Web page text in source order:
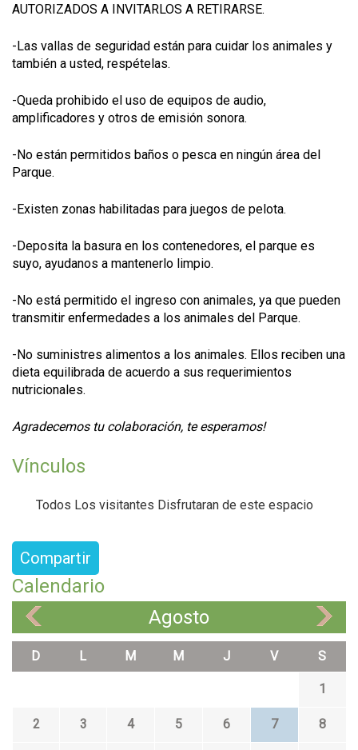
AUTORIZADOS A INVITARLOS A RETIRARSE.
-Las vallas de seguridad están para cuidar los animales y
también a usted, respételas.
-Queda prohibido el uso de equipos de audio,
amplificadores y otros de emisión sonora.
-No están permitidos baños o pesca en ningún área del
Parque.
-Existen zonas habilitadas para juegos de pelota.
-Deposita la basura en los contenedores, el parque es
suyo, ayudanos a mantenerlo limpio.
-No está permitido el ingreso con animales, ya que pueden
transmitir enfermedades a los animales del Parque.
-No suministres alimentos a los animales. Ellos reciben una
dieta equilibrada de acuerdo a sus requerimientos
nutricionales.
Agradecemos tu colaboración, te esperamos!
Vínculos
Todos Los visitantes Disfrutaran de este espacio
Compartir
Calendario
Agosto
D L M M J V S
1
2 3 4 5 6 7 8